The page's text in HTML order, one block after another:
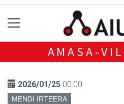
AMASA-
2026/01/25 00:00
MENDI IRTEERA